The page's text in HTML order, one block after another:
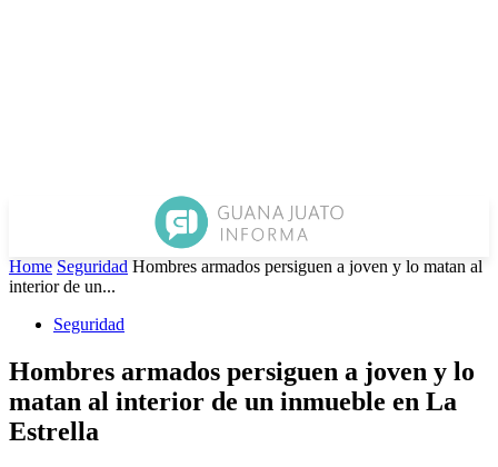
Home Seguridad Hombres armados persiguen a joven y lo matan al
interior de un...
Seguridad
Hombres armados persiguen a joven y lo
matan al interior de un inmueble en La
Estrella